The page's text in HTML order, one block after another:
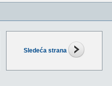
Sledeća strana